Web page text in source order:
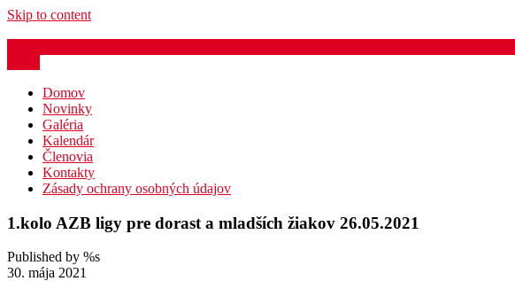
Skip to content
Domov
Novinky
Galéria
Kalendár
Členovia
Kontakty
Zásady ochrany osobných údajov
1.kolo AZB ligy pre dorast a mladších žiakov 26.05.2021
Published by %s
30. mája 2021